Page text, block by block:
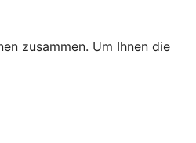
zusammen. Um Ihnen die